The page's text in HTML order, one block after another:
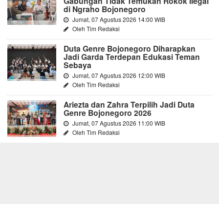
di Ngraho Bojonegoro
Jumat, 07 Agustus 2026 14:00 WIB
Oleh Tim Redaksi
Duta Genre Bojonegoro Diharapkan
Jadi Garda Terdepan Edukasi Teman
Sebaya
Jumat, 07 Agustus 2026 12:00 WIB
Oleh Tim Redaksi
Ariezta dan Zahra Terpilih Jadi Duta
Genre Bojonegoro 2026
Jumat, 07 Agustus 2026 11:00 WIB
Oleh Tim Redaksi